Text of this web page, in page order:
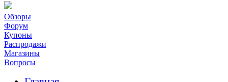
Обзоры
Форум
Купоны
Распродажи
Магазины
Вопросы